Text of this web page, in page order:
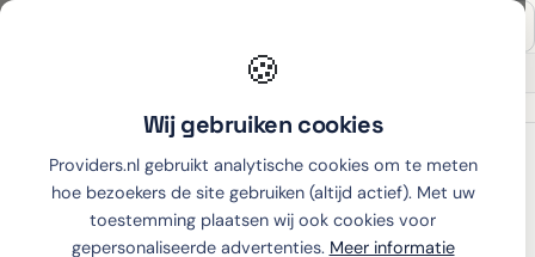
🍪
Wij gebruiken cookies
Providers.nl gebruikt analytische cookies om te meten
hoe bezoekers de site gebruiken (altijd actief). Met uw
toestemming plaatsen wij ook cookies voor
gepersonaliseerde advertenties. Meer informatie
Thuiswinkel partner
Emporia Telecom›Smart.5›Simyo